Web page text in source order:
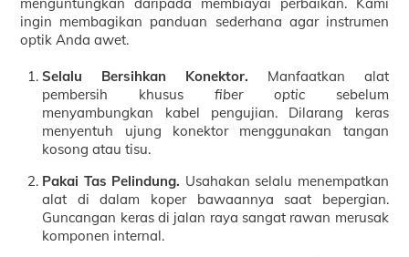
ingin membagikan panduan sederhana agar instrumen
optik Anda awet.
Selalu Bersihkan Konektor. Manfaatkan alat
pembersih khusus fiber opticsebelum
menyambungkan kabel pengujian. Dilarang keras
menyentuh ujung konektor menggunakan tangan
kosong atau tisu.
Pakai Tas Pelindung. Usahakan selalu menempatkan
alat di dalam koper bawaannya saat bepergian.
Guncangan keras di jalan raya sangat rawan merusak
komponen internal.